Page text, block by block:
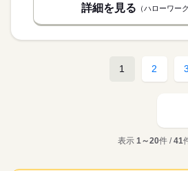
詳細を見る （ハローワー
1 2 3
表示 1～20件 /41